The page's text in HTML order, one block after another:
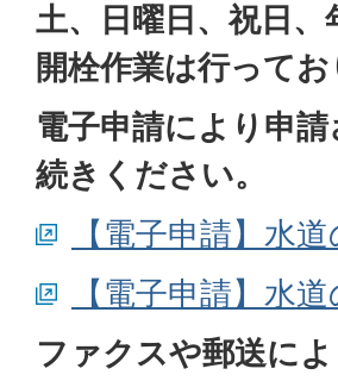
土、日曜日、祝日
開栓作業は行ってお
電子申請により申
続きください。
【電子申請】水
【電子申請】水
ファクスや郵送に